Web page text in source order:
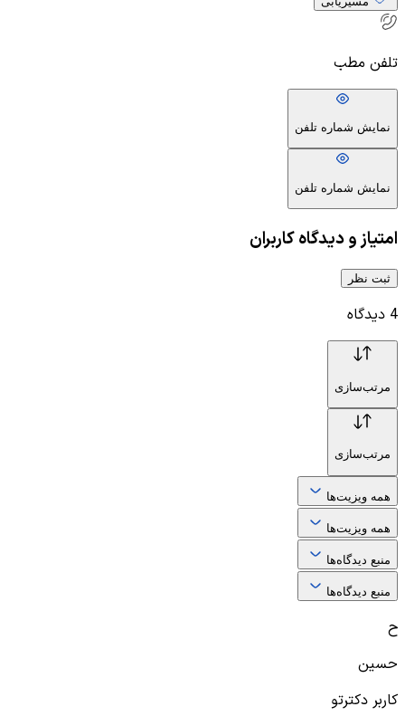
تلفن مطب
نمایش شماره تلفن
نمایش شماره تلفن
امتیاز و دیدگاه کاربران
ثبت نظر
4 دیدگاه
مرتب‌سازی
مرتب‌سازی
همه ویزیت‌ها
همه ویزیت‌ها
منبع دیدگاه‌ها
منبع دیدگاه‌ها
ح
حسین
کاربر دکترتو